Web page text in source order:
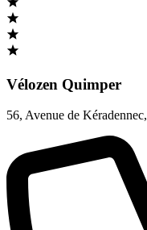
Vélozen Quimper
56, Avenue de Kéradennec,